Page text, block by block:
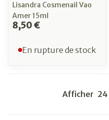
Lisandra Cosmenail Vao
Amer 15ml
8,50 €
En rupture de stock
Afficher